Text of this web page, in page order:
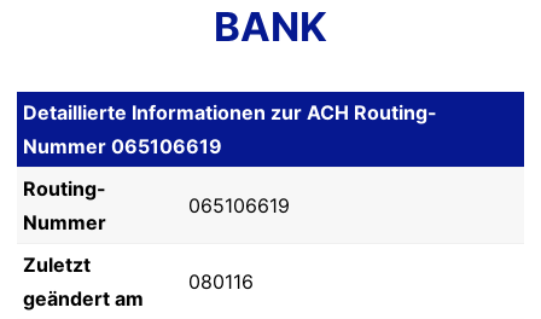
BANK
Detaillierte Informationen zur ACH Routing-
Nummer 065106619
Routing-
Nummer
065106619
Zuletzt
geändert am
080116